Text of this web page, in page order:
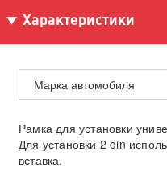
Характеристики
Марка автомобиля
Рамка для установки
Для установки 2 din
вставка.